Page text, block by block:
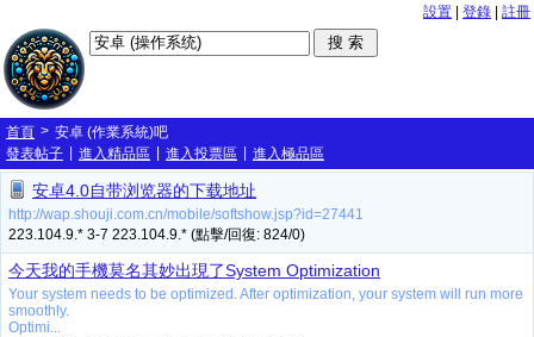
設置 登錄 註冊
首頁 > 安卓 (作業系統)吧
發表帖子
進入精品區 進入投票區 進入極品區
安卓4.0自带浏览器的下载地址
http://wap.shouji.com.cn/mobile/softshow.jsp?id=27441
223.104.9.* 3-7 223.104.9.* (點擊/回復: 824/0)
今天我的手機莫名其妙出現了System Optimization
Your system needs to be optimized. After optimization, your system will run more
smoothly.
Optimi...